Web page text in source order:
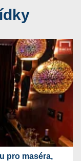
pro maséra,